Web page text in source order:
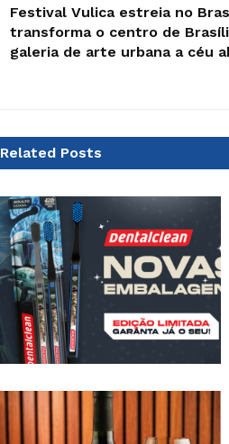
Festival Vulica estreia no
transforma o centro de
galeria de arte urbana a céu
Related Posts